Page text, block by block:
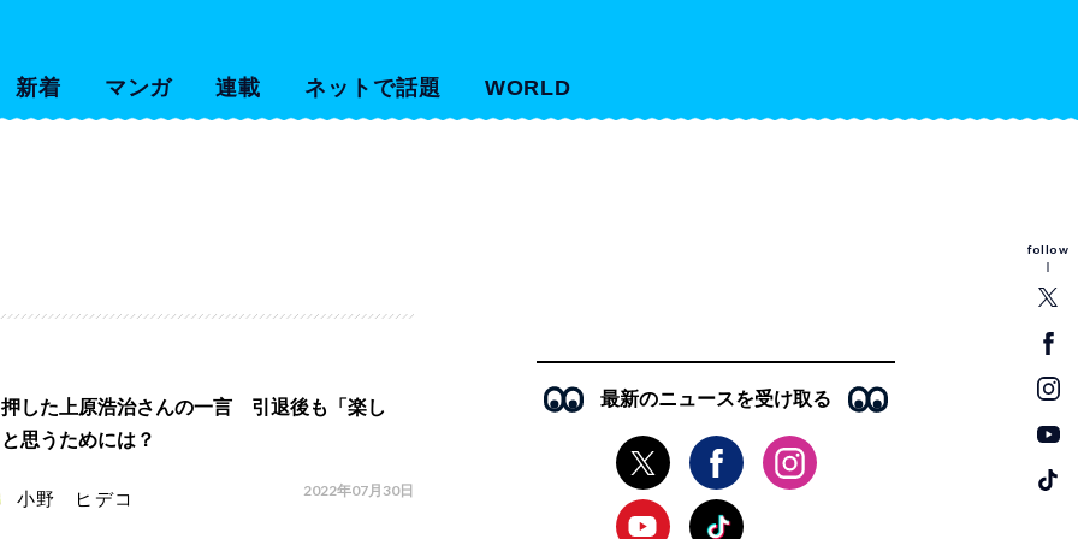
新着 マンガ 連載 ネットで話題 WORLD
follow
した上原浩治さんの一言 引退後も「楽し
思うためには？
小野 ヒデコ 2022年07月30日
最新のニュースを受け取る